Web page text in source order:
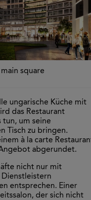
square
ungarische Küche mit
das Restaurant
tun, um seine
Tisch zu bringen.
à la carte
abgerundet.
nicht nur mit
Dienstleistern
entsprechen. Einer
der sich nicht